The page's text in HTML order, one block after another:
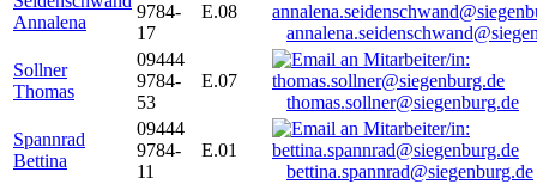
Annalena
9784-
17
E.08
Sollner
Thomas
09444
9784-
53
E.07
thomas.sollner@siegenburg.de
Spannrad
Bettina
09444
9784-
11
E.01
bettina.spannrad@siegenburg.de